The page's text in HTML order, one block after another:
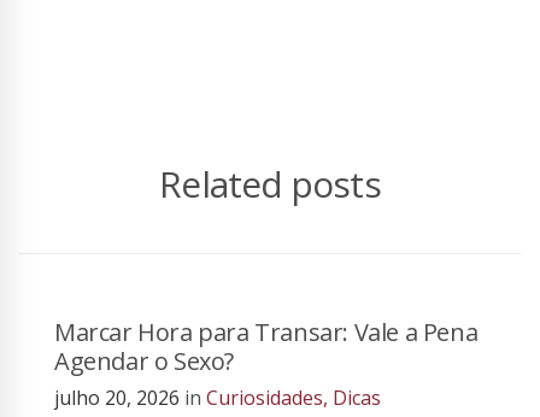
Related posts
Marcar Hora para Transar: Vale a Pena
Agendar o Sexo?
julho 20, 2026 in Curiosidades, Dicas